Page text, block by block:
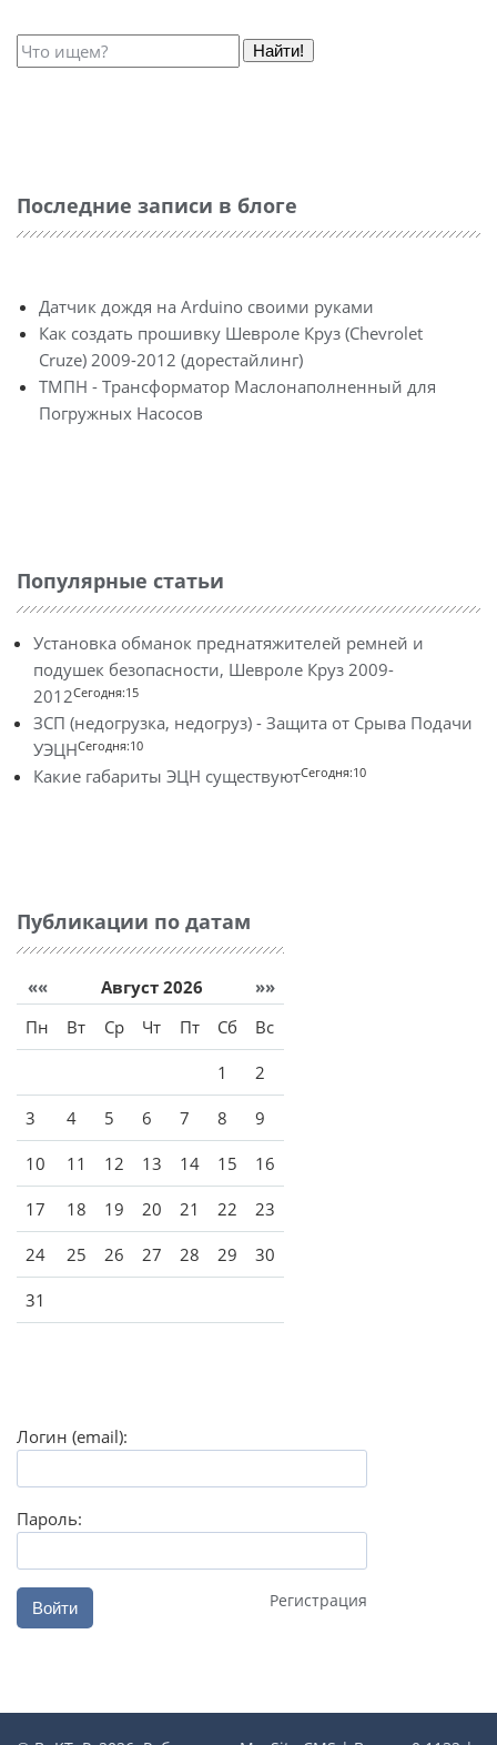
Найти!
Последние записи в блоге
Датчик дождя на Arduino своими руками
Как создать прошивку Шевроле Круз (Chevrolet
Cruze) 2009-2012 (дорестайлинг)
ТМПН - Трансформатор Маслонаполненный для
Погружных Насосов
Популярные статьи
Установка обманок преднатяжителей ремней и
подушек безопасности, Шевроле Круз 2009-
2012Сегодня:15
ЗСП (недогрузка, недогруз) - Защита от Срыва Подачи
УЭЦНСегодня:10
Какие габариты ЭЦН существуютСегодня:10
Публикации по датам
«« Август 2026
»»
Пн
Вт Ср Чт Пт Сб Вс
1 2
3 4 5 6 7 8 9
10 11 12 13 14 15 16
17 18 19 20 21 22 23
24 25 26 27 28 29 30
31
Логин (email):
Пароль:
Войти Регистрация